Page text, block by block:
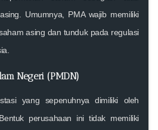
Umumnya, PMA wajib memiliki
asing dan tunduk pada regulasi
Negeri (PMDN)
yang sepenuhnya dimiliki oleh
perusahaan ini tidak memiliki